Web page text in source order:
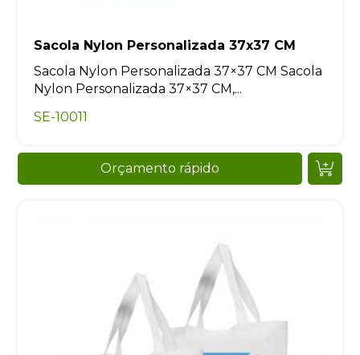
Sacola Nylon Personalizada 37x37 CM
Sacola Nylon Personalizada 37×37 CM Sacola
Nylon Personalizada 37×37 CM,...
SE-10011
Orçamento rápido